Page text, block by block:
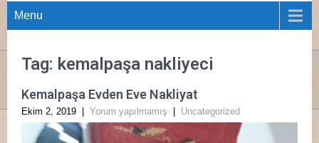
Menu
Tag: kemalpaşa nakliyeci
Kemalpaşa Evden Eve Nakliyat
Ekim 2, 2019 Yorum yapılmamış Uncategorized